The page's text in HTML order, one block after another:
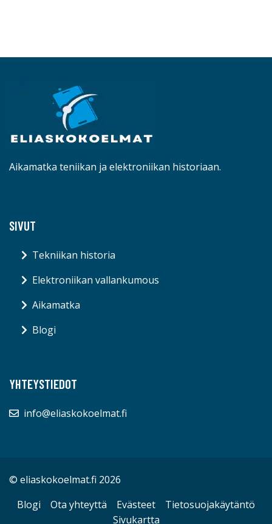
Aikamatka teniikan ja elektroniikan historiaan.
SIVUT
Tekniikan historia
Elektroniikan vallankumous
Aikamatka
Blogi
YHTEYSTIEDOT
info@eliaskokoelmat.fi
© eliaskokoelmat.fi 2026
Blogi
Ota yhteyttä Evästeet
Tietosuojakäytäntö
Sivukartta